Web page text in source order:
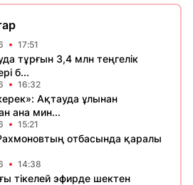
17:51
тұрғын 3,4 млн теңгелік
б...
16:32
Ақтауда ұлынан
ана мин...
15:21
отбасында қаралы
14:38
тікелей эфирде шектен